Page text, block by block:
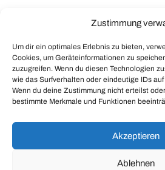
Zustimmung
Um dir ein optimales Erlebnis zu bieten,
Cookies, um Geräteinformationen zu
zuzugreifen. Wenn du diesen Technologien
wie das Surfverhalten oder eindeutige IDs
Wenn du deine Zustimmung nicht erteilst
bestimmte Merkmale und Funktionen
Akzeptieren
Ablehnen